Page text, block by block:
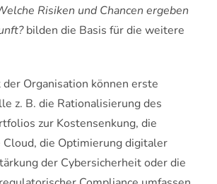
Risiken und Chancen ergeben
bilden die Basis für die weitere
der Organisation können erste
z. B. die Rationalisierung des
zur Kostensenkung, die
die Optimierung digitaler
der Cybersicherheit oder die